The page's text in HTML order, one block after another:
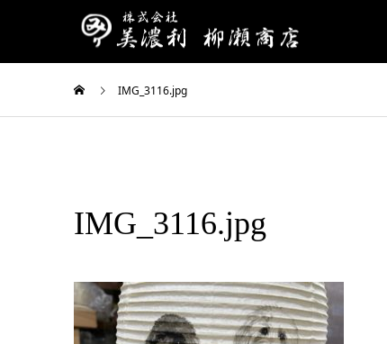
IMG_3116.jpg
IMG_3116.jpg